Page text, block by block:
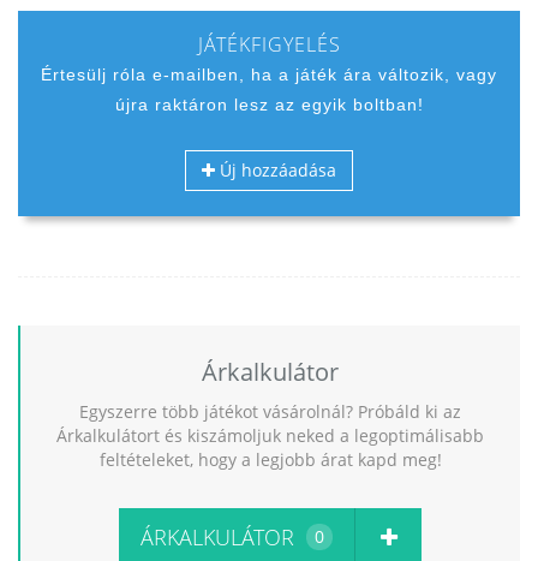
JÁTÉKFIGYELÉS
Értesülj róla e-mailben, ha a játék ára változik, vagy
újra raktáron lesz az egyik boltban!
Új hozzáadása
Árkalkulátor
Egyszerre több játékot vásárolnál? Próbáld ki az
Árkalkulátort és kiszámoljuk neked a legoptimálisabb
feltételeket, hogy a legjobb árat kapd meg!
ÁRKALKULÁTOR 0